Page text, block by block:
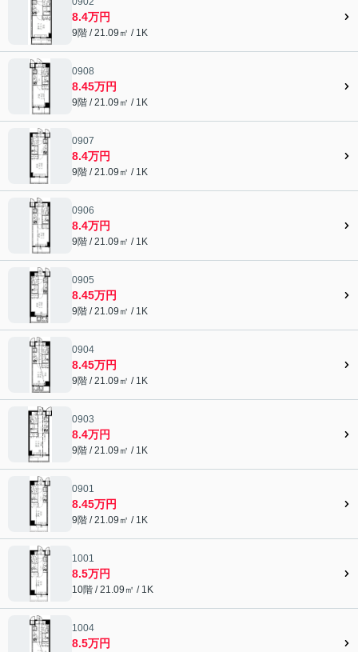
8.4万円
9階 / 21.09㎡ / 1K
0908
8.45万円
9階 / 21.09㎡ / 1K
0907
8.4万円
9階 / 21.09㎡ / 1K
0906
8.4万円
9階 / 21.09㎡ / 1K
0905
8.45万円
9階 / 21.09㎡ / 1K
0904
8.45万円
9階 / 21.09㎡ / 1K
0903
8.4万円
9階 / 21.09㎡ / 1K
0901
8.45万円
9階 / 21.09㎡ / 1K
1001
8.5万円
10階 / 21.09㎡ / 1K
1004
8.5万円